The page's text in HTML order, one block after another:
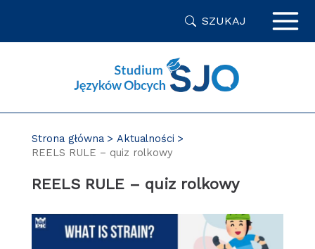
SZUKAJ
Strona główna
Aktualności
REELS RULE – quiz rolkowy
REELS RULE – quiz rolkowy